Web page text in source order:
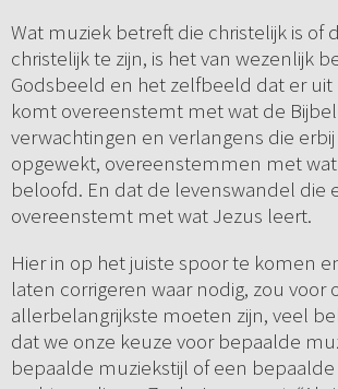
Wat muziek betreft die christelijk is of
christelijk te zijn, is het van wezenlijk
Godsbeeld en het zelfbeeld dat er uit
komt overeenstemt met wat de
verwachtingen en verlangens die
opgewekt, overeenstemmen met
beloofd. En dat de levenswandel die
overeenstemt met wat Jezus leert.
Hier in op het juiste spoor te komen
laten corrigeren waar nodig, zou voor
allerbelangrijkste moeten zijn, veel
dat we onze keuze voor bepaalde
bepaalde muziekstijl of een